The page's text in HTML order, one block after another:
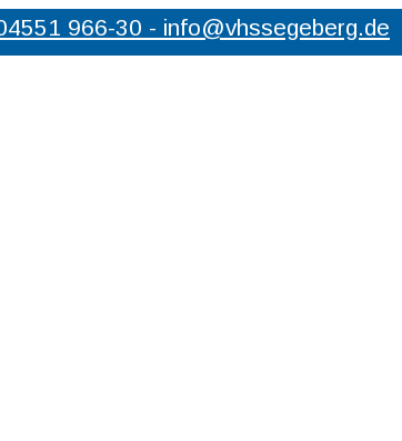
966-30 - info@vhssegeberg.de